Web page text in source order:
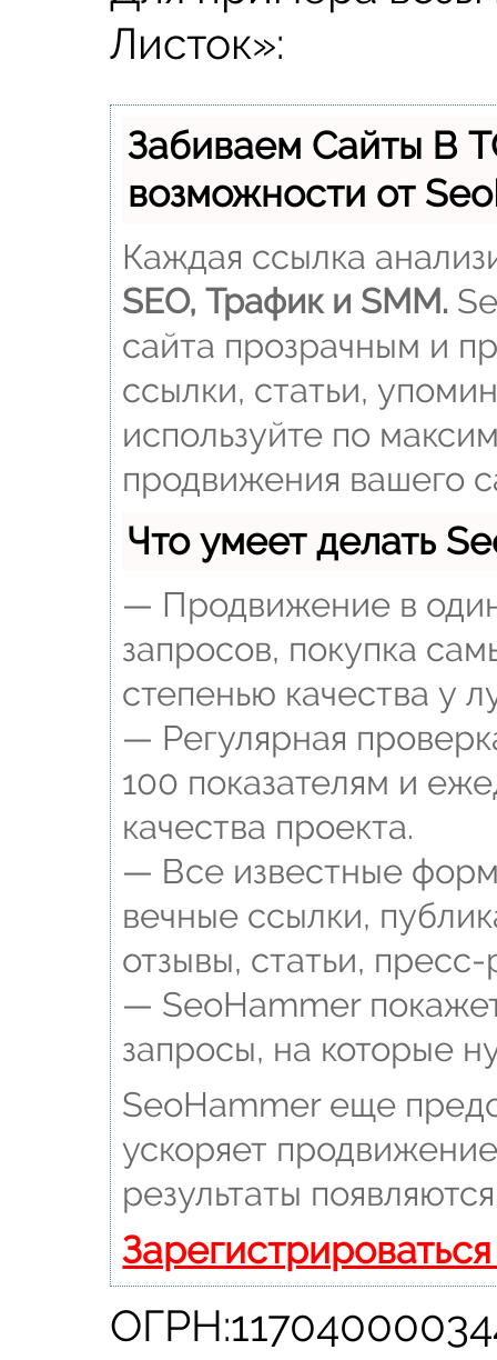
Листок»:
Забиваем Сайты В
возможности от
Каждая ссылка
SEO, Трафик и SMM.
сайта прозрачным и
ссылки, статьи,
используйте по
продвижения вашего
Что умеет делать
— Продвижение в
запросов, покупка
степенью качества у
— Регулярная
100 показателям и
качества проекта.
— Все известные
вечные ссылки,
отзывы, статьи, пресс-
— SeoHammer
запросы, на которые
SeoHammer еще
ускоряет
результаты